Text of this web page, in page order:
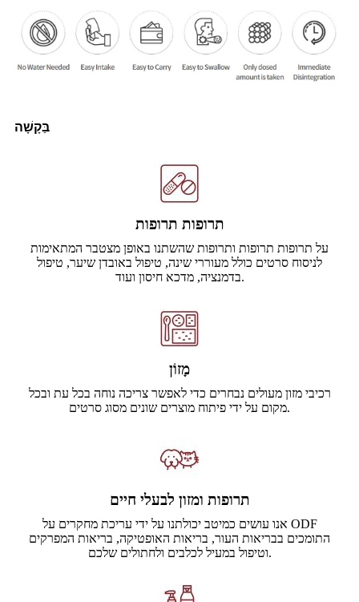
בַּקָשָׁה
תרופות תרופות
על תרופות תרופות ותרופות שהשתנו באופן מצטבר המתאימות
לניסוח סרטים כולל מעוררי שינה, טיפול באובדן שיער, טיפול
בדמנציה, מדכא חיסון ועוד.
מָזוֹן
רכיבי מזון מעולים נבחרים כדי לאפשר צריכה נוחה בכל עת ובכל
מקום על ידי פיתוח מוצרים שונים מסוג סרטים.
תרופות ומזון לבעלי חיים
אנו עושים כמיטב יכולתנו על ידי עריכת מחקרים על ODF
התומכים בבריאות העור, בריאות האופטיקה, בריאות המפרקים
וטיפול במעיל לכלבים ולחתולים שלכם.